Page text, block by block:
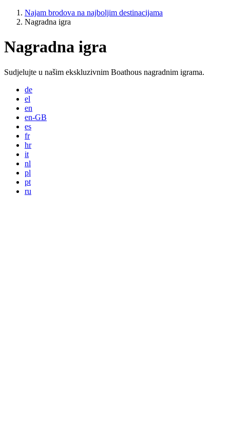
Najam brodova na najboljim destinacijama
Nagradna igra
Nagradna igra
Sudjelujte u našim ekskluzivnim Boathous nagradnim igrama.
de
el
en
en-GB
es
fr
hr
it
nl
pl
pt
ru